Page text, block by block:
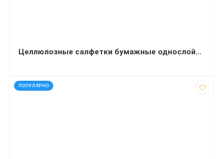
Целлюлозные салфетки бумажные однослойные 24х24 сантиметра 500 листов
ПОПУЛЯРНО
код: 15023